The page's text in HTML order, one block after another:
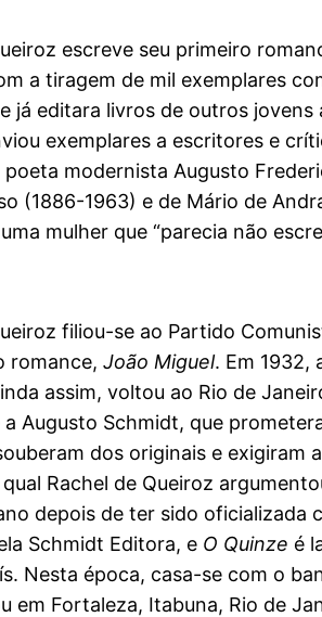
escreve seu primeiro
a tiragem de mil exemplares
já editara livros de outros
exemplares a escritores e
modernista Augusto
(1886-1963) e de Mário de
mulher que “parecia não
filiou-se ao Partido
romance, João Miguel. Em 1932,
assim, voltou ao Rio de
a Augusto Schmidt, que
dos originais e exigiram
Rachel de Queiroz
depois de ter sido oficializada
Schmidt Editora, e O Quinze é
Nesta época, casa-se com o
em Fortaleza, Itabuna, Rio de